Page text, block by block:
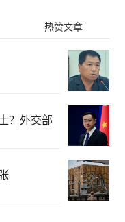
热赞文章
？外交部